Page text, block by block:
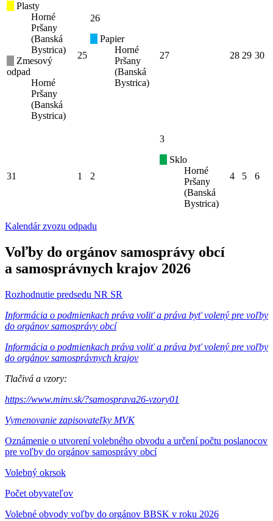
Plasty
Horné
Pršany
(Banská
Bystrica)
Zmesový
odpad
Horné
Pršany
(Banská
Bystrica)
25
26
Papier
Horné
Pršany
(Banská
Bystrica)
27 28 29 30
31 1 2
3
Sklo
Horné
Pršany
(Banská
Bystrica)
4 5 6
Kalendár zvozu odpadu
Voľby do orgánov samosprávy obcí
a samosprávnych krajov 2026
Rozhodnutie predsedu NR SR
Informácia o podmienkach práva voliť a práva byť volený pre voľby
do orgánov samosprávy obcí
Informácia o podmienkach práva voliť a práva byť volený pre voľby
do orgánov samosprávnych krajov
Tlačivá a vzory:
https://www.minv.sk/?samosprava26-vzory01
Vymenovanie zapisovateľky MVK
Oznámenie o utvorení volebného obvodu a určení počtu poslanocov
pre voľby do orgánov samosprávy obcí
Volebný okrsok
Počet obyvateľov
Volebné obvody voľby do orgánov BBSK v roku 2026